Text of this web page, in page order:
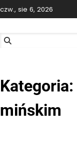
Skip
to
czw., sie 6, 2026
Kategoria:
mińskim